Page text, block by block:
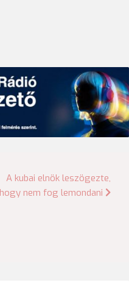
A kubai elnök leszögezte,
hogy nem fog lemondani